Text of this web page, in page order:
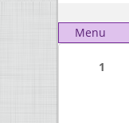
Menu
1